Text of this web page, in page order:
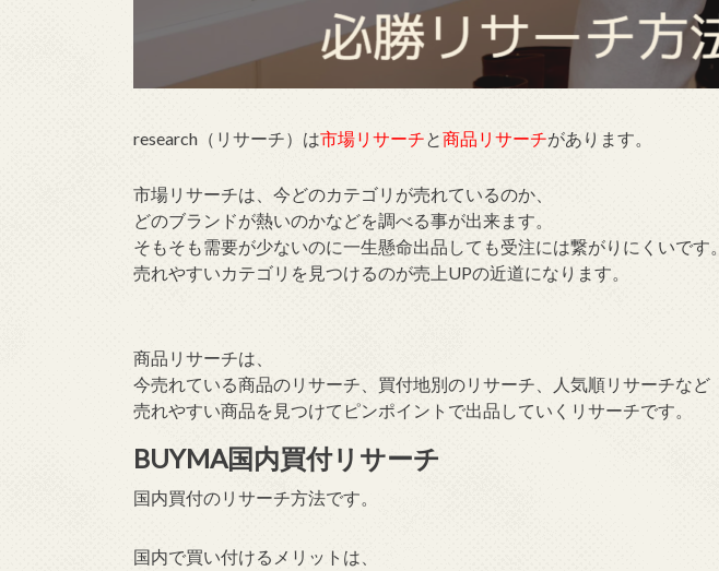
research（リサーチ）は市場リサーチと商品リサーチがあります。
市場リサーチは、今どのカテゴリが売れているのか、
どのブランドが熱いのかなどを調べる事が出来ます。
そもそも需要が少ないのに一生懸命出品しても受注には繋がりにくいです。
売れやすいカテゴリを見つけるのが売上UPの近道になります。
商品リサーチは、
今売れている商品のリサーチ、買付地別のリサーチ、人気順リサーチなど
売れやすい商品を見つけてピンポイントで出品していくリサーチです。
BUYMA国内買付リサーチ
国内買付のリサーチ方法です。
国内で買い付けるメリットは、